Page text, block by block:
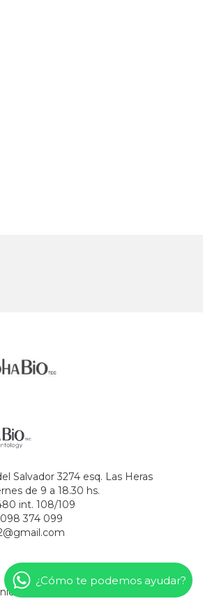
Salvador 3274 esq. Las Heras
de 9 a 18.30 hs.
int. 108/109
374 099
¿Cómo te podemos ayudar?